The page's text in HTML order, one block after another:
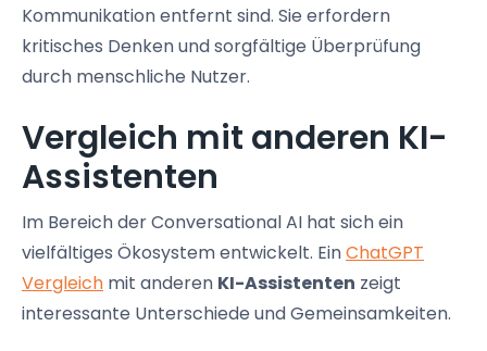
Kommunikation entfernt sind. Sie erfordern
kritisches Denken und sorgfältige Überprüfung
durch menschliche Nutzer.
Vergleich mit anderen KI-
Assistenten
Im Bereich der Conversational AI hat sich ein
vielfältiges Ökosystem entwickelt. EinChatGPT
Vergleich mit anderen KI-Assistenten zeigt
interessante Unterschiede und Gemeinsamkeiten.